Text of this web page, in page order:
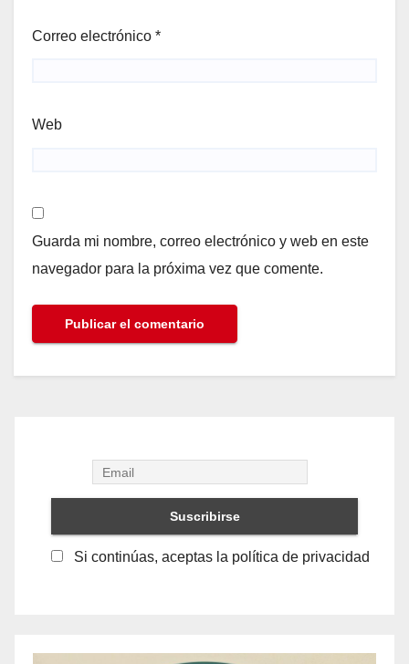
Correo electrónico *
Web
Guarda mi nombre, correo electrónico y web en este
navegador para la próxima vez que comente.
Si continúas, aceptas la política de privacidad